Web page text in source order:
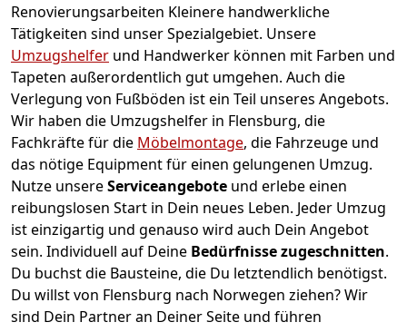
Renovierungsarbeiten Kleinere handwerkliche
Tätigkeiten sind unser Spezialgebiet. Unsere
Umzugshelfer und Handwerker können mit Farben und
Tapeten außerordentlich gut umgehen. Auch die
Verlegung von Fußböden ist ein Teil unseres Angebots.
Wir haben die Umzugshelfer in Flensburg, die
Fachkräfte für die Möbelmontage, die Fahrzeuge und
das nötige Equipment für einen gelungenen Umzug.
Nutze unsereServiceangebote und erlebe einen
reibungslosen Start in Dein neues Leben. Jeder Umzug
ist einzigartig und genauso wird auch Dein Angebot
sein. Individuell auf Deine Bedürfnisse zugeschnitten.
Du buchst die Bausteine, die Du letztendlich benötigst.
Du willst von Flensburg nach Norwegen ziehen? Wir
sind Dein Partner an Deiner Seite und führen